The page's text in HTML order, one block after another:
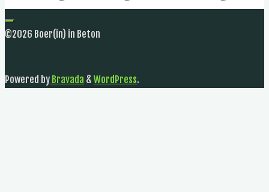
©2026 Boer(in) in Beton
Powered by Bravada & WordPress.